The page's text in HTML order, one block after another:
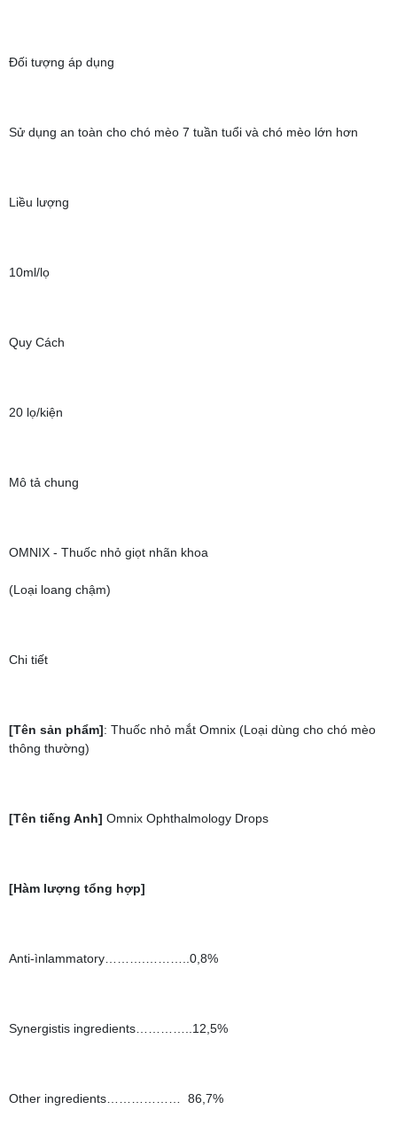
Đối tượng áp dụng
Sử dụng an toàn cho chó mèo 7 tuần tuổi và chó mèo lớn hơn
Liều lượng
10ml/lọ
Quy Cách
20 lọ/kiện
Mô tả chung
OMNIX - Thuốc nhỏ giọt nhãn khoa
(Loại loang chậm)
Chi tiết
[Tên sản phẩm]: Thuốc nhỏ mắt Omnix (Loại dùng cho chó mèo
thông thường)
[Tên tiếng Anh] Omnix Ophthalmology Drops
[Hàm lượng tổng hợp]
Anti-ìnlammatory……….………..0,8%
Synergistis ingredients…………..12,5%
Other ingredients……………… 86,7%